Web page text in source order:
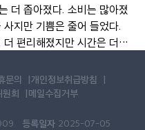
더 좁아졌다. 소비는 많아졌
지만 기쁨은 줄어 들었다.
편리해졌지만 시간은 더
났지만
문의
개인정보취급방침
원회 메일수집거부
등록일자 2025-07-05